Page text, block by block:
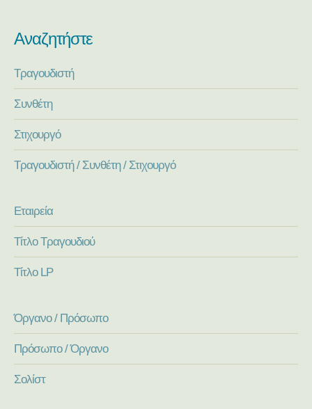
Αναζητήστε
Τραγουδιστή
Συνθέτη
Στιχουργό
Τραγουδιστή / Συνθέτη / Στιχουργό
Εταιρεία
Τίτλο Τραγουδιού
Τίτλο LP
Όργανο / Πρόσωπο
Πρόσωπο / Όργανο
Σολίστ